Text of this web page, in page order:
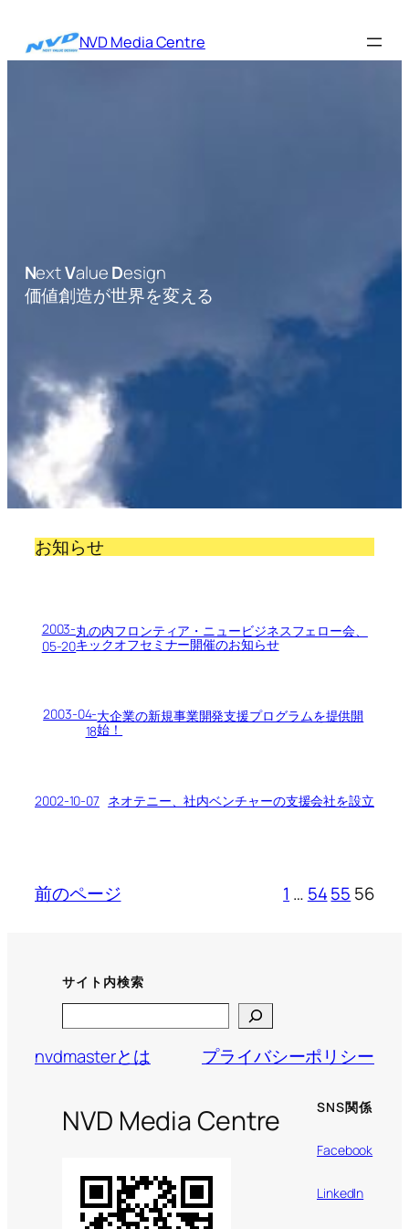
を
NVD Media Centre
NextValueDesign
価値創造が世界を変える
お知らせ
2003-
05-20
丸の内フロンティア・ニュービジネスフェロー会、
キックオフセミナー開催のお知らせ
2003-04-
18
大企業の新規事業開発支援プログラムを提供開
始！
2002-10-07 ネオテニー、社内ベンチャーの支援会社を設立
前のページ 1 … 5455 56
サイト内検索
nvdmasterとは
プライバシーポリシー
NVD Media Centre SNS関係
Facebook
LinkedIn